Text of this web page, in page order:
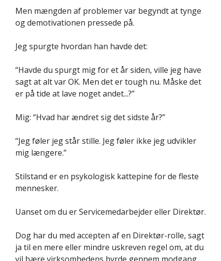
Men mængden af problemer var begyndt at tynge
og demotivationen pressede på.
Jeg spurgte hvordan han havde det:
“Havde du spurgt mig for et år siden, ville jeg have
sagt at alt var OK. Men det er tough nu. Måske det
er på tide at lave noget andet...?”
Mig: “Hvad har ændret sig det sidste år?”
“Jeg føler jeg står stille. Jeg føler ikke jeg udvikler
mig længere.”
Stilstand er en psykologisk kattepine for de fleste
mennesker.
Uanset om du er Servicemedarbejder eller Direktør.
Dog har du med accepten af en Direktør-rolle, sagt
ja til en mere eller mindre uskreven regel om, at du